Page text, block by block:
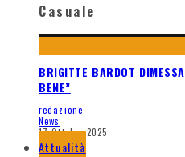
Casuale
BRIGITTE BARDOT
BENE”
redazione
News
17 Ottobre 2025
Attualità